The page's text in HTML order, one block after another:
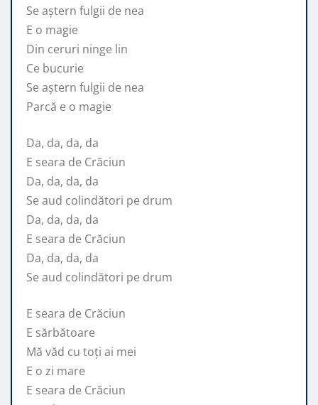
Se aștern fulgii de nea
E o magie
Din ceruri ninge lin
Ce bucurie
Se aștern fulgii de nea
Parcă e o magie
Da, da, da, da
E seara de Crăciun
Da, da, da, da
Se aud colindători pe drum
Da, da, da, da
E seara de Crăciun
Da, da, da, da
Se aud colindători pe drum
E seara de Crăciun
E sărbătoare
Mă văd cu toți ai mei
E o zi mare
E seara de Crăciun